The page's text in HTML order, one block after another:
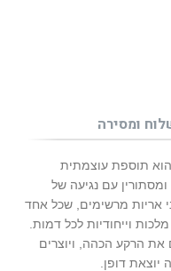
ומסירה
הוא תוספת עוצמתית
עם נגיעה של
אריות מרשימים, שכל אחד
וייחודיות לכל דמות.
הרקע הכהה, ויוצרים
יוצאת דופן.